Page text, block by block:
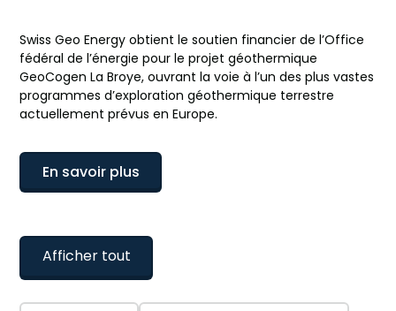
Swiss Geo Energy obtient le soutien financier de l’Office
fédéral de l’énergie pour le projet géothermique
GeoCogen La Broye, ouvrant la voie à l’un des plus vastes
programmes d’exploration géothermique terrestre
actuellement prévus en Europe.
En savoir plus
Afficher tout